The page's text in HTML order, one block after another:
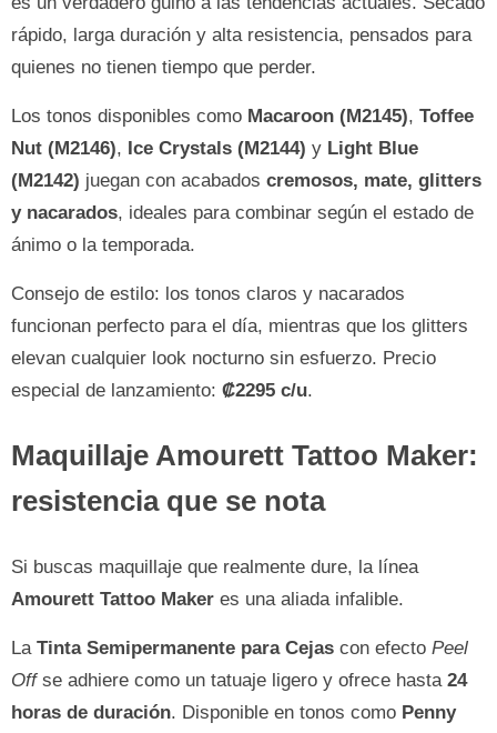
rápido, larga duración y alta resistencia, pensados para
quienes no tienen tiempo que perder.
Los tonos disponibles como Macaroon (M2145), Toffee
Nut (M2146), Ice Crystals (M2144) y Light Blue
(M2142) juegan con acabados cremosos, mate, glitters
y nacarados, ideales para combinar según el estado de
ánimo o la temporada.
Consejo de estilo: los tonos claros y nacarados
funcionan perfecto para el día, mientras que los glitters
elevan cualquier look nocturno sin esfuerzo. Precio
especial de lanzamiento: ₡2295 c/u.
Maquillaje Amourett Tattoo Maker:
resistencia que se nota
Si buscas maquillaje que realmente dure, la línea
Amourett Tattoo Maker es una aliada infalible.
La Tinta Semipermanente para Cejas con efecto Peel
Offse adhiere como un tatuaje ligero y ofrece hasta 24
horas de duración. Disponible en tonos como Penny